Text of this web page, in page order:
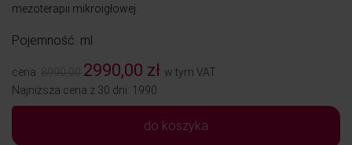
mezoterapii mikroigłowej.
Pojemność: ml
cena: 8990,00 2990,00 zł w tym VAT
Najniższa cena z 30 dni: 1990
do koszyka